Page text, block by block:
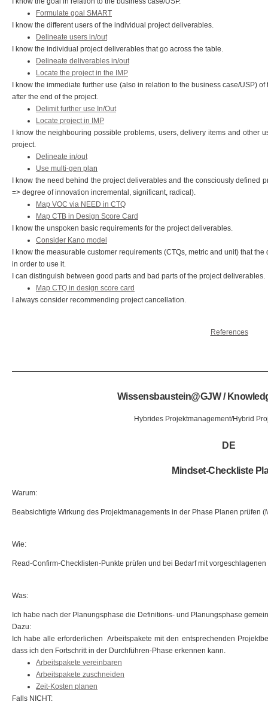
Formulate goal SMART
I know the different users of the individual project deliverables.
Delineate users in/out
I know the individual project deliverables that go across the table.
Delineate deliverables in/out
Locate the project in the IMP
I know the immediate further use (also in relation to the business case/USP)
after the end of the project.
Delimit further use In/Out
Locate project in IMP
I know the neighbouring possible problems, users, delivery items and other
project.
Delineate in/out
Use multi-gen plan
I know the need behind the project deliverables and the consciously defined
=> degree of innovation incremental, significant, radical).
Map VOC via NEED in CTQ
Map CTB in Design Score Card
I know the unspoken basic requirements for the project deliverables.
Consider Kano model
I know the measurable customer requirements (CTQs, metric and unit) that
in order to use it.
I can distinguish between good parts and bad parts of the project deliverables.
Map CTQ in design score card
I always consider recommending project cancellation.
References
Wissensbaustein@GJW /
Hybrides Projektmanagement/Hybrid
DE
Mindset-Checkliste
Warum:
Beabsichtigte Wirkung des Projektmanagements in der Phase Planen prüfen
Wie:
Read-Confirm-Checklisten-Punkte prüfen und bei Bedarf mit
Was:
Ich habe nach der Planungsphase die Definitions- und Planungsphase
Dazu:
Ich habe alle erforderlichen Arbeitspakete mit den entsprechenden
dass ich den Fortschritt in der Durchführen-Phase erkennen kann.
Arbeitspakete vereinbaren
Arbeitspakete zuschneiden
Zeit-Kosten planen
Falls NICHT: